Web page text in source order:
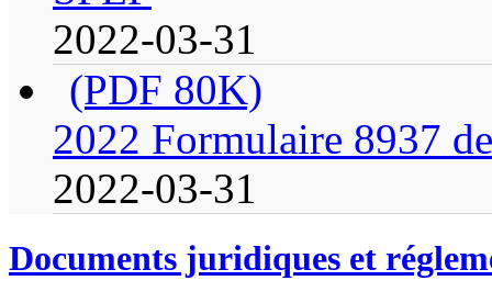
2022-03-31
(PDF 80K)
2022 Formulaire 8937
2022-03-31
Documents juridiques et